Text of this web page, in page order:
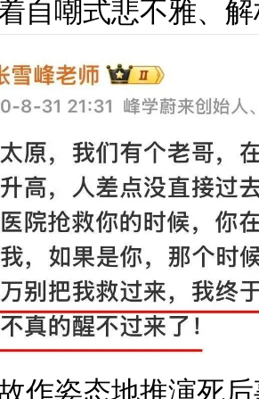
自嘲式悲不雅、
作姿态地推演死